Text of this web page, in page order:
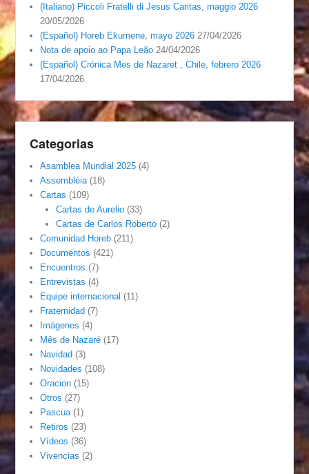
(Italiano) Piccoli Fratelli di Jesus Caritas, maggio 2026
20/05/2026
(Español) Horeb Ekumene, mayo 2026 27/04/2026
Nota de apoio ao Papa Leão 24/04/2026
(Español) Crónica Mes de Nazaret , Chile, febrero 2026
17/04/2026
Categorias
Asamblea Mundial 2025 (4)
Assembléia (18)
Cartas (109)
Cartas de Aurelio(33)
Cartas de Carlos Roberto(2)
Comunidad Horeb (211)
Documentos (421)
Encuentros (7)
Entrevistas (4)
Equipe internacional (11)
Fraternidad (7)
Imágenes (4)
Mês de Nazaré (17)
Navidad (3)
Novidades (108)
Oracion (15)
Otros (27)
Pascua (1)
Retiros (23)
Vídeos (36)
Vivencias (2)